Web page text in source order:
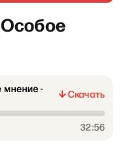
-
Скачать
32:56